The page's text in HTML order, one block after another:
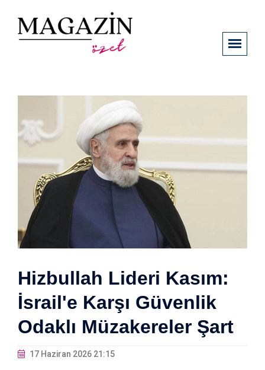
Hizbullah Lideri Kasım:
İsrail'e Karşı Güvenlik
Odaklı Müzakereler Şart
17 Haziran 2026 21:15